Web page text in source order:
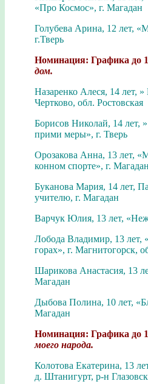
«Про Космос», г. Магадан
Голубева Арина, 12 лет,
г.Тверь
Номинация: Графика до
дом.
Назаренко Алеся, 14 лет,
Чертково, обл. Ростовская
Борисов Николай, 14 лет,
прими меры», г. Тверь
Орозакова Анна, 13 лет,
конном спорте», г. Магадан
Буканова Мария, 14 лет,
учителю, г. Магадан
Варчук Юлия, 13 лет,
Лобода Владимир, 13 лет,
горах», г. Магнитогорск,
Шарикова Анастасия, 13
Магадан
Дыбова Полина, 10 лет,
Магадан
Номинация: Графика до
моего народа.
Колотова Екатерина, 13
д. Штанигурт, р-н